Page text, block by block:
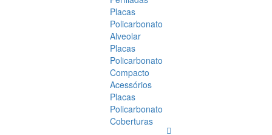
Placas
Policarbonato
Alveolar
Placas
Policarbonato
Compacto
Acessórios
Placas
Policarbonato
Coberturas